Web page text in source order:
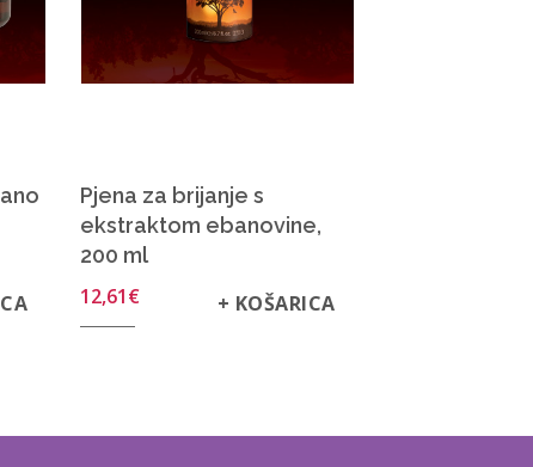
Pjena za brijanje s
ekstraktom ebanovine,
200 ml
12,61€ + KOŠARICA